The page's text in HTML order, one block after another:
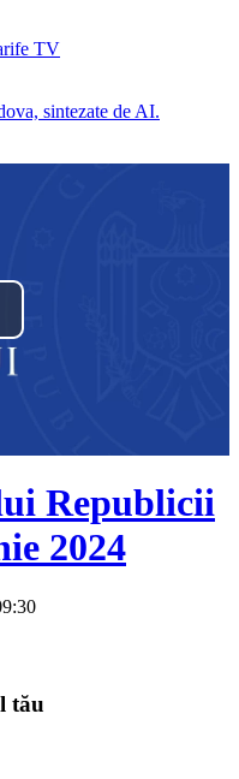
TV
sintezate de AI.
Republicii
2024
tău